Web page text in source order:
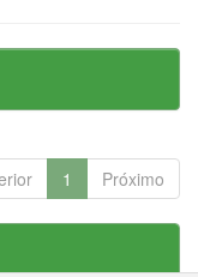
1 Próximo